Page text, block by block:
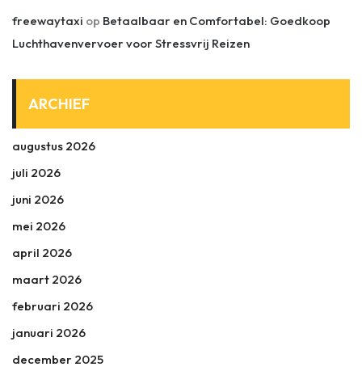
freewaytaxi op Betaalbaar en Comfortabel: Goedkoop
Luchthavenvervoer voor Stressvrij Reizen
ARCHIEF
augustus 2026
juli 2026
juni 2026
mei 2026
april 2026
maart 2026
februari 2026
januari 2026
december 2025